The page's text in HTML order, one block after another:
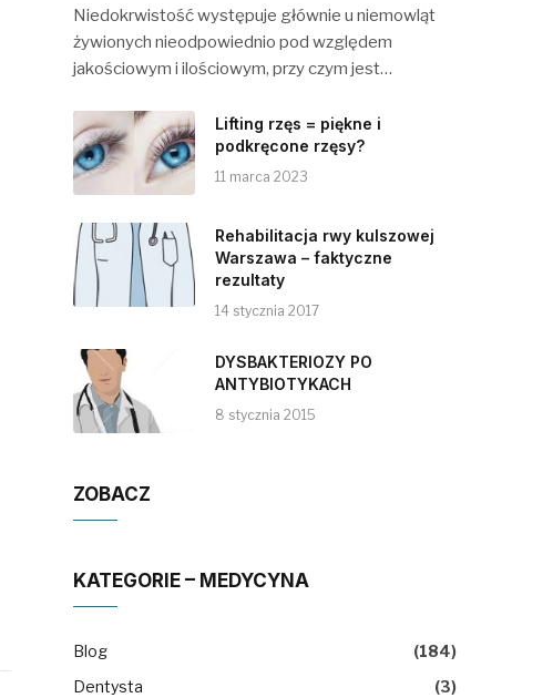
Niedokrwistość występuje głównie u niemowląt
żywionych nieodpowiednio pod względem
jakościowym i ilościowym, przy czym jest…
Lifting rzęs = piękne i
podkręcone rzęsy?
11 marca 2023
Rehabilitacja rwy kulszowej
Warszawa – faktyczne
rezultaty
14 stycznia 2017
DYSBAKTERIOZY PO
ANTYBIOTYKACH
8 stycznia 2015
ZOBACZ
KATEGORIE – MEDYCYNA
Blog
(184)
Dentysta
(3)